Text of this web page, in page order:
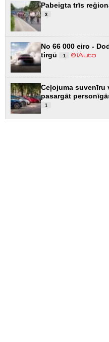
Pabeigta trīs
3
No 66 000 eiro -
tirgū
1
Ceļojuma suvenīru
pasargāt
1